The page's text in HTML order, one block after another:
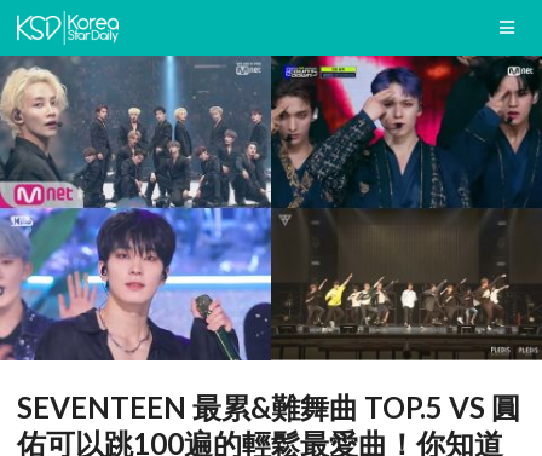
SEVENTEEN 最累&難舞曲 TOP.5 VS 圓
佑可以跳100遍的輕鬆最愛曲！你知道